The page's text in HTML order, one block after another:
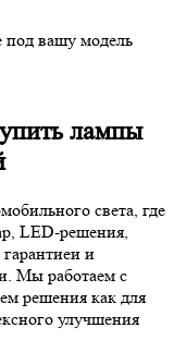
под вашу модель
лампы
света, где
LED-решения,
и
Мы работаем с
решения как для
улучшения